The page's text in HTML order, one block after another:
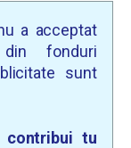
a acceptat
fonduri
sunt
tu